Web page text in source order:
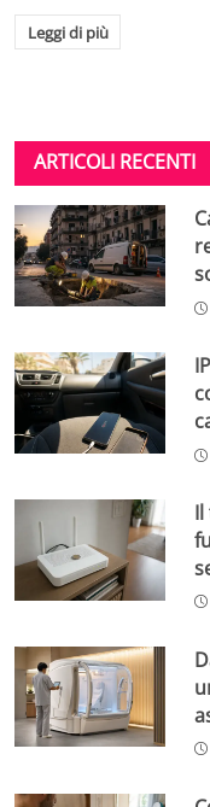
Leggi di più
ARTICOLI RECENTI